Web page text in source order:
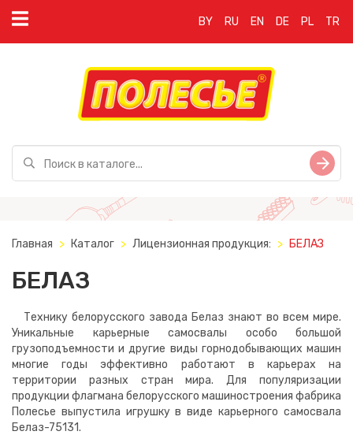
BY RU EN DE PL TR
Главная Каталог Лицензионная продукция: БЕЛАЗ
БЕЛАЗ
Технику белорусского завода Белаз знают во всем мире.
Уникальные карьерные самосвалы особо большой
грузоподъемности и другие виды горнодобывающих машин
многие годы эффективно работают в карьерах на
территории разных стран мира. Для популяризации
продукции флагмана белорусского машиностроения фабрика
Полесье выпустила игрушку в виде карьерного самосвала
Белаз-75131.